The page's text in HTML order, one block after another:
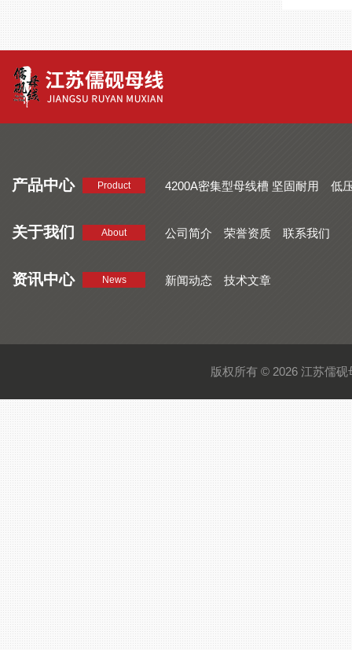
产品中心 Product 4200A密集型母线槽 坚固耐用
低
关于我们 About 公司简介 荣誉资质 联系我们
资讯中心 News 新闻动态 技术文章
版权所有 © 2026 江苏儒